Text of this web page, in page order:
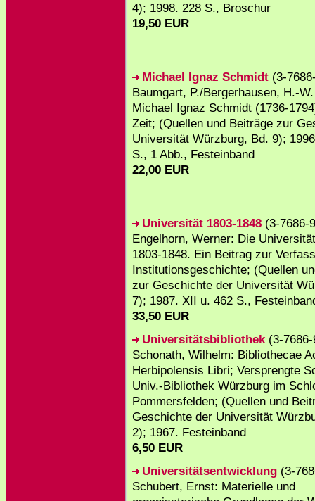
4); 1998. 228 S., Broschur
19,50 EUR
Michael Ignaz Schmidt (3-
Baumgart, P./Bergerhausen, H.-
Michael Ignaz Schmidt (1736-
Zeit; (Quellen und Beiträge zur
Universität Würzburg, Bd. 9);
S., 1 Abb., Festeinband
22,00 EUR
Universität 1803-1848 (3-7686-
Engelhorn, Werner: Die
1803-1848. Ein Beitrag zur
Institutionsgeschichte; (Quellen
zur Geschichte der Universität
7); 1987. XII u. 462 S.,
33,50 EUR
Universitätsbibliothek(3-7686-
Schonath, Wilhelm: Bibliothecae
Herbipolensis Libri; Versprengte
Univ.-Bibliothek Würzburg im
Pommersfelden; (Quellen und
Geschichte der Universität
2); 1967. Festeinband
6,50 EUR
Universitätsentwicklung (3-
Schubert, Ernst: Materielle und